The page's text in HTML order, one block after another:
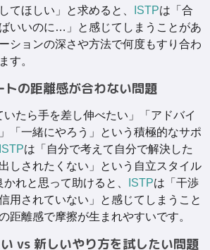
てほしい」と求めると、
ISTPは「合
いいのに…」と感じてしまうことがあ
ションの深さや方法で何度もすり合わ
す。
トの距離感が合わない問題
いたら手を差し伸べたい」「アドバイ
「一緒にやろう」という積極的なサポ
ISTPは「自分で考えて自分で解決した
しされたくない」という自立スタイル
かれと思って助けると、 ISTPは「干渉
用されていない」と感じてしまうこと
距離感で摩擦が生まれやすいです。
vs 新しいやり方を試したい問題